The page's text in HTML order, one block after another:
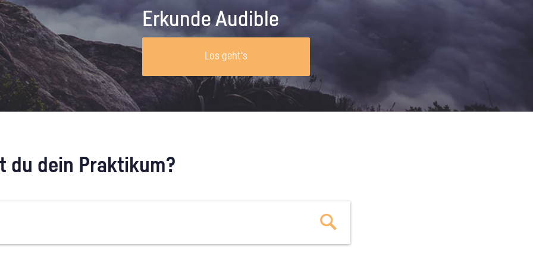
Unternehmen lohnt, wie man sich
vorbereitet und wie ein Vorab-Anruf
abläuft.
Erkunde Audible
Los geht's
du dein Praktikum?